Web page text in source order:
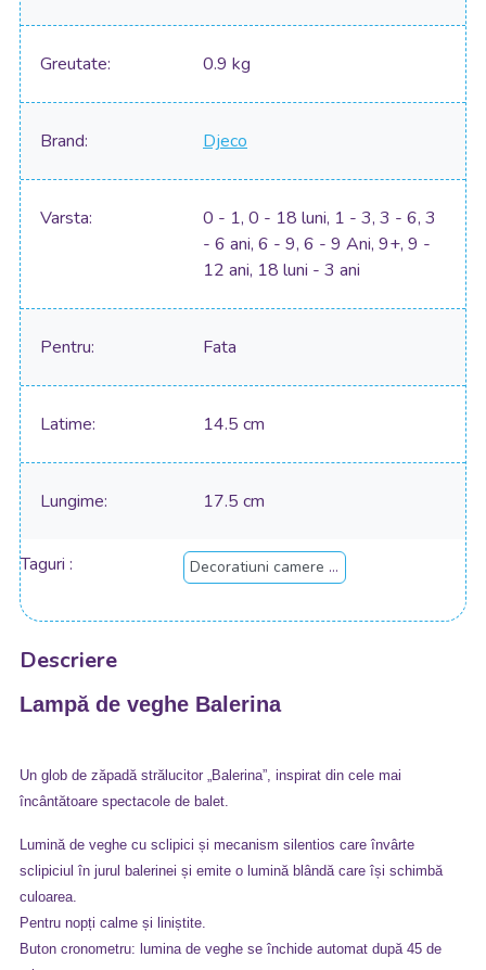
Greutate 0.9 kg
Brand Djeco
Varsta
0 - 1, 0 - 18 luni, 1 - 3, 3 - 6, 3
- 6 ani, 6 - 9, 6 - 9 Ani, 9+, 9 -
12 ani, 18 luni - 3 ani
Pentru Fata
Latime 14.5 cm
Lungime 17.5 cm
Taguri Decoratiuni camere copii
Descriere
Lampă de veghe Balerina
Un glob de zăpadă strălucitor „Balerina”, inspirat din cele mai
încântătoare spectacole de balet.
Lumină de veghe cu sclipici și mecanism silentios care învârte
sclipiciul în jurul balerinei și emite o lumină blândă care își schimbă
culoarea.
Pentru nopți calme și liniștite.
Buton cronometru: lumina de veghe se închide automat după 45 de